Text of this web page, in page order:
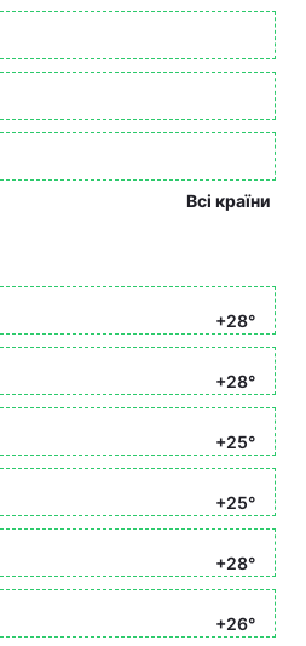
Всі країни
+28°
+28°
+25°
+25°
+28°
+26°